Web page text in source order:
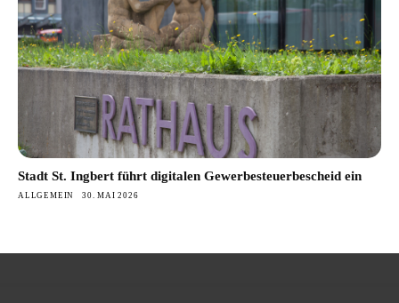
Stadt St. Ingbert führt digitalen Gewerbesteuerbescheid ein
ALLGEMEIN 30. MAI 2026